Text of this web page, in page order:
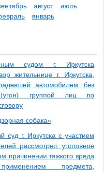
август
июль
январь
судом г. Иркутска
жительнице г. Иркутска,
автомобилем без
группой лиц по
собака»
суд г. Иркутска с участием
рассмотрел уголовное
причинении тяжкого вреда
предмета,